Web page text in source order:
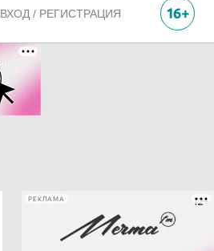
ВХОД / РЕГИСТРАЦИЯ
РЕКЛАМА